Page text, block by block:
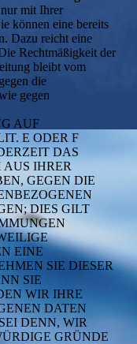
mit Ihrer
können eine bereits
Dazu reicht eine
Rechtmäßigkeit der
bleibt vom
die
gegen
AUF
E ODER F
DAS
AUS IHRER
GEGEN DIE
DIES GILT
EINE
SIE DIESER
SIE
WIR IHRE
DATEN
DENN, WIR
GRÜNDE